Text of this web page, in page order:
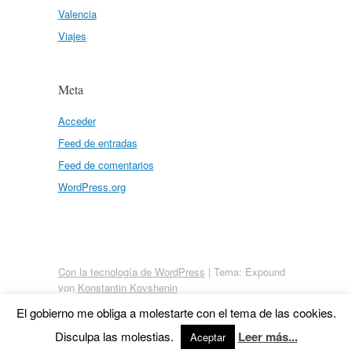
Valencia
Viajes
Meta
Acceder
Feed de entradas
Feed de comentarios
WordPress.org
Con la tecnología de WordPress | Tema: Expound
von Konstantin Kovshenin
El gobierno me obliga a molestarte con el tema de las cookies.
Disculpa las molestias.
Aceptar Leer más...